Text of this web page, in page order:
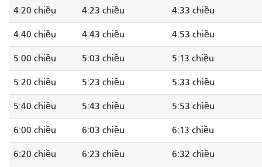
4:20 chiều 4:23 chiều 4:33 chiều
4:40 chiều 4:43 chiều 4:53 chiều
5:00 chiều 5:03 chiều 5:13 chiều
5:20 chiều 5:23 chiều 5:33 chiều
5:40 chiều 5:43 chiều 5:53 chiều
6:00 chiều 6:03 chiều 6:13 chiều
6:20 chiều 6:23 chiều 6:32 chiều